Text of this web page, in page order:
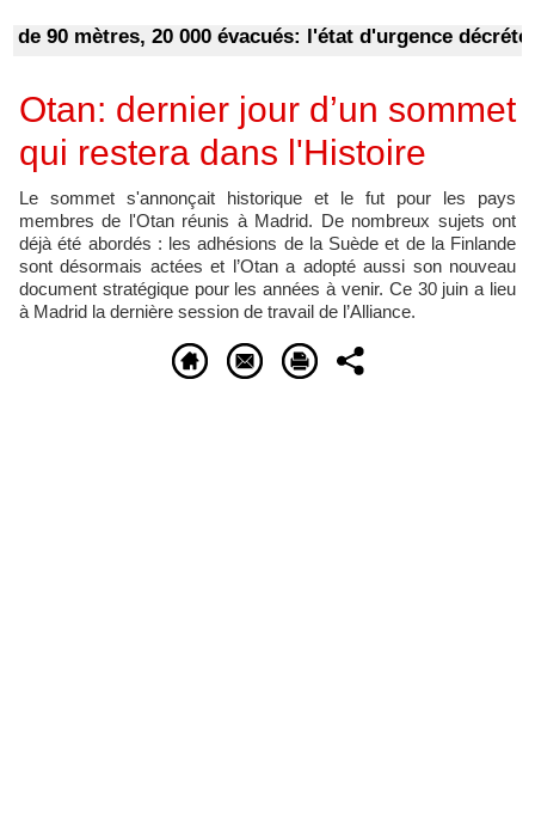
mètres, 20 000 évacués: l'état d'urgence décrété
Otan: dernier jour d’un sommet
qui restera dans l'Histoire
Le sommet s'annonçait historique et le fut pour les pays
membres de l'Otan réunis à Madrid. De nombreux sujets ont
déjà été abordés : les adhésions de la Suède et de la Finlande
sont désormais actées et l’Otan a adopté aussi son nouveau
document stratégique pour les années à venir. Ce 30 juin a lieu
à Madrid la dernière session de travail de l’Alliance.